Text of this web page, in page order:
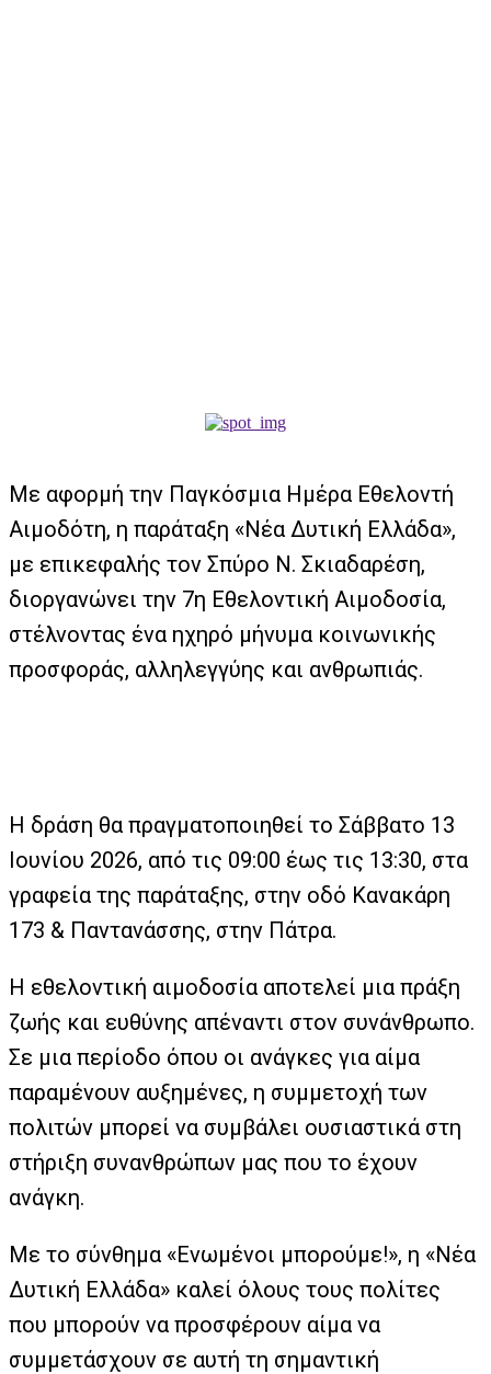
Με αφορμή την Παγκόσμια Ημέρα Εθελοντή
Αιμοδότη, η παράταξη «Νέα Δυτική Ελλάδα»,
με επικεφαλής τον Σπύρο Ν. Σκιαδαρέση,
διοργανώνει την 7η Εθελοντική Αιμοδοσία,
στέλνοντας ένα ηχηρό μήνυμα κοινωνικής
προσφοράς, αλληλεγγύης και ανθρωπιάς.
Η δράση θα πραγματοποιηθεί το Σάββατο 13
Ιουνίου 2026, από τις 09:00 έως τις 13:30, στα
γραφεία της παράταξης, στην οδό Κανακάρη
173 & Παντανάσσης, στην Πάτρα.
Η εθελοντική αιμοδοσία αποτελεί μια πράξη
ζωής και ευθύνης απέναντι στον συνάνθρωπο.
Σε μια περίοδο όπου οι ανάγκες για αίμα
παραμένουν αυξημένες, η συμμετοχή των
πολιτών μπορεί να συμβάλει ουσιαστικά στη
στήριξη συνανθρώπων μας που το έχουν
ανάγκη.
Με το σύνθημα «Ενωμένοι μπορούμε!», η «Νέα
Δυτική Ελλάδα» καλεί όλους τους πολίτες
που μπορούν να προσφέρουν αίμα να
συμμετάσχουν σε αυτή τη σημαντική